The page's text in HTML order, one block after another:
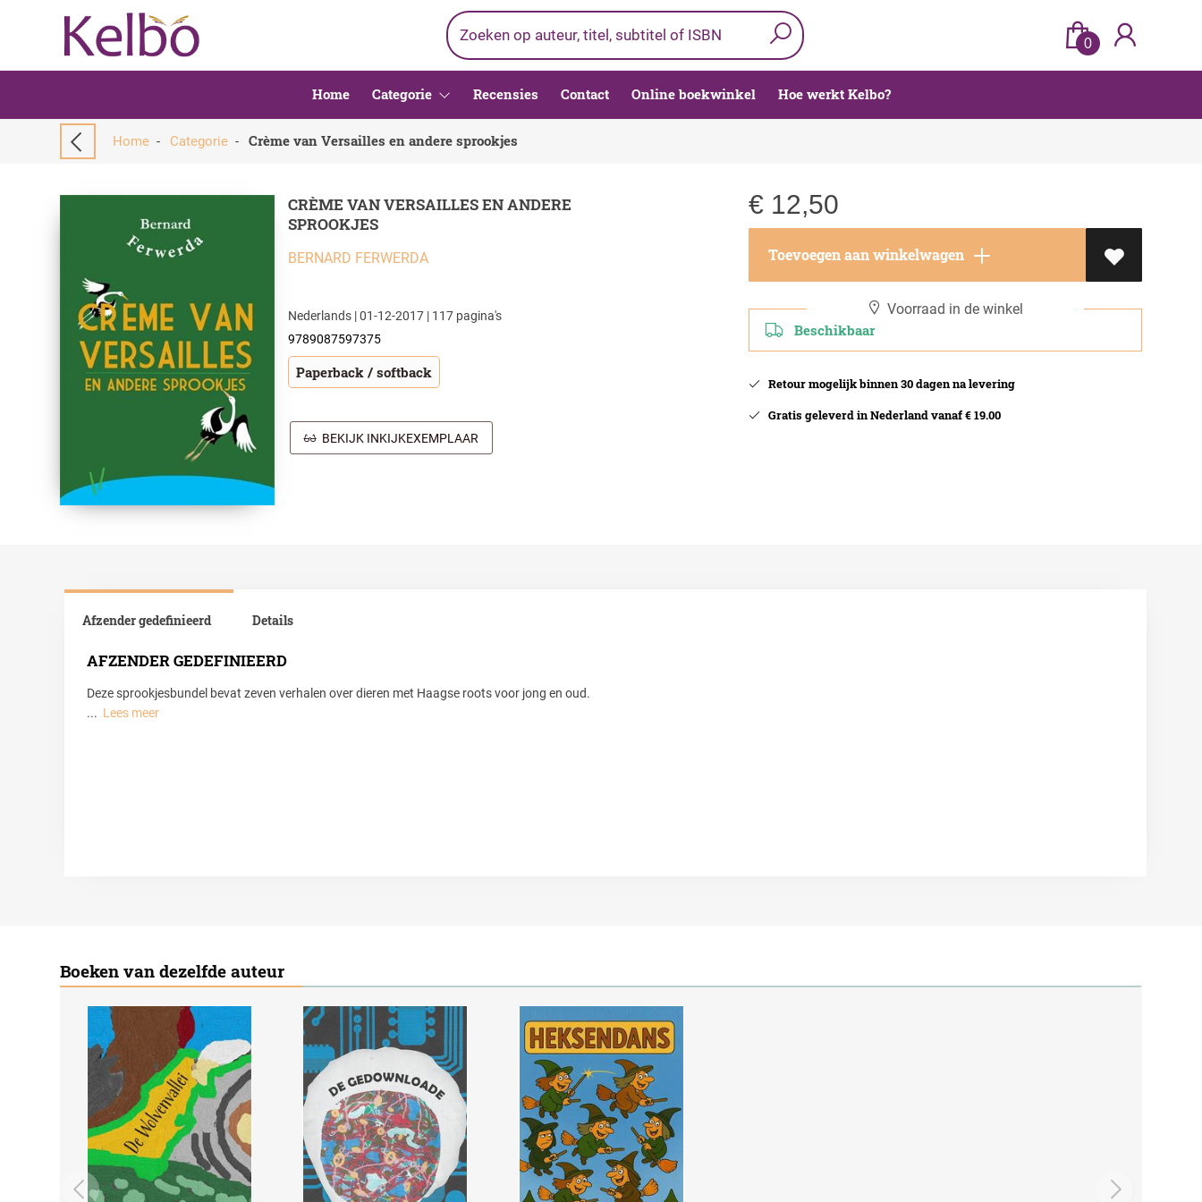
0
Home Categorie Recensies Contact Online boekwinkel Hoe werkt Kelbo?
Home - Categorie - Crème van Versailles en andere sprookjes
CRÈME VAN VERSAILLES EN ANDERE
SPROOKJES
BERNARD FERWERDA
Nederlands | 01-12-2017 | 117 pagina's
9789087597375
Paperback / softback
BEKIJK INKIJKEXEMPLAAR
€ 12,50
Toevoegen aan winkelwagen
Voorraad in de winkel
Beschikbaar
Retour mogelijk binnen 30 dagen na levering
Gratis geleverd in Nederland vanaf € 19.00
Afzender gedefinieerd
AFZENDER GEDEFINIEERD
Deze sprookjesbundel bevat zeven verhalen over dieren met Haagse roots voor jong en oud.
... Lees meer
Details
Boeken van dezelfde auteur